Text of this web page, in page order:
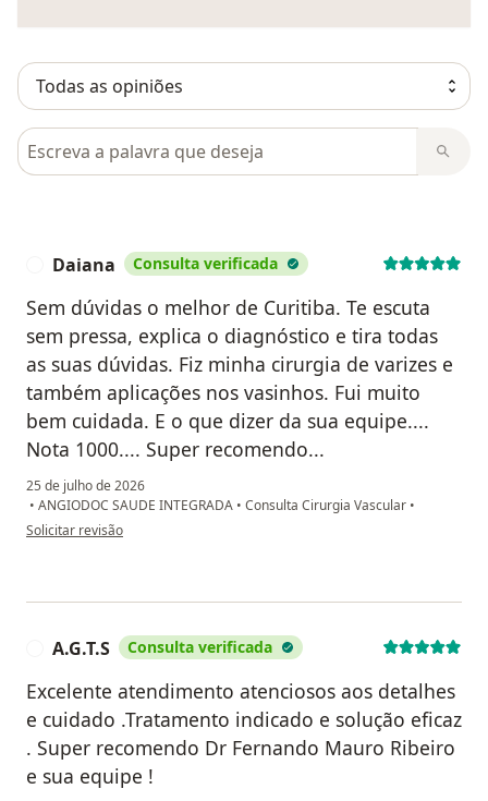
Pesquisar em opiniões
Daiana Consulta verificada
Sem dúvidas o melhor de Curitiba. Te escuta
sem pressa, explica o diagnóstico e tira todas
as suas dúvidas. Fiz minha cirurgia de varizes e
também aplicações nos vasinhos. Fui muito
bem cuidada. E o que dizer da sua equipe....
Nota 1000.... Super recomendo...
25 de julho de 2026
• ANGIODOC SAUDE INTEGRADA • Consulta Cirurgia Vascular •
na opinião do utilizador Daiana
Solicitar revisão
A.G.T.S Consulta verificada
Excelente atendimento atenciosos aos detalhes
e cuidado .Tratamento indicado e solução eficaz
. Super recomendo Dr Fernando Mauro Ribeiro
e sua equipe !